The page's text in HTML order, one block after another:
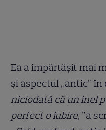
Ea a împărtășit mai
și aspectul „antic” în
niciodată că un inel
perfect o iubire,”a